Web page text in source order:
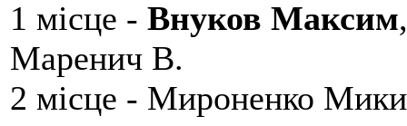
1 місце - Внуков Максим
Маренич В.
2 місце - Мироненко